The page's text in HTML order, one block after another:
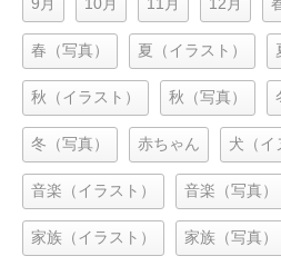
9月 10月 11月 12月
春（写真） 夏（イラスト）
秋（イラスト） 秋（写真）
冬（写真） 赤ちゃん 犬（イ
音楽（イラスト） 音楽（写真）
家族（イラスト） 家族（写真）